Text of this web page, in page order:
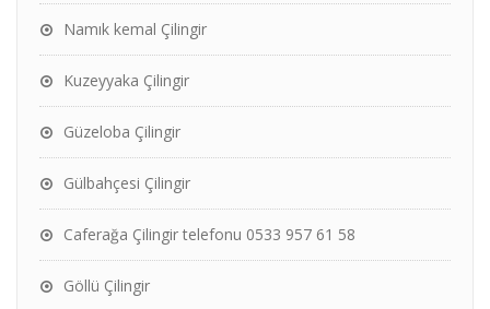
Namık kemal Çilingir
Kuzeyyaka Çilingir
Güzeloba Çilingir
Gülbahçesi Çilingir
Caferağa Çilingir telefonu 0533 957 61 58
Göllü Çilingir